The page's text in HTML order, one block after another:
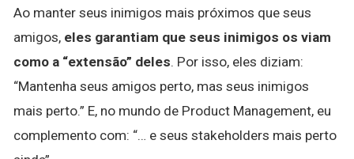
Ao manter seus inimigos mais próximos que seus
amigos, eles garantiam que seus inimigos os viam
como a “extensão” deles. Por isso, eles diziam:
“Mantenha seus amigos perto, mas seus inimigos
mais perto.” E, no mundo de Product Management, eu
complemento com: “… e seus stakeholders mais perto